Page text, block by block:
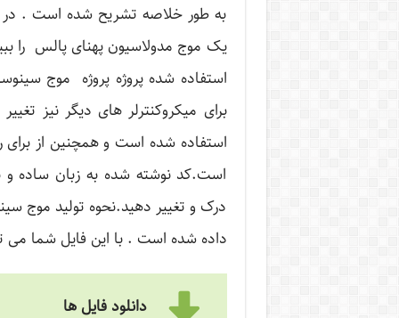
به طور خلاصه تشریح شده است . در
یک موج مدولاسیون پهنای پالس را
برای میکروکنترلر های دیگر نیز
استفاده شده است و همچنین از
است.کد نوشته شده به زبان ساده
داده شده است . با این فایل شما می
دانلود فایل ها